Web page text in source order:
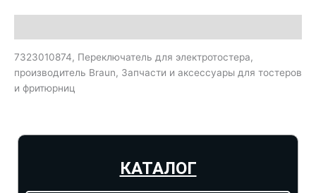
7323010874, Переключатель для электротостера,
производитель Braun, Запчасти и аксессуары для тостеров
и фритюрниц
КАТАЛОГ